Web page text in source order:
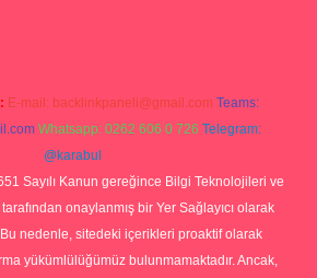
E-mail: backlinkpaneli@gmail.com Teams:
Whatsapp: 0262 606 0 726 Telegram:
@karabul
Sayılı Kanun gereğince Bilgi Teknolojileri ve
onaylanmış bir Yer Sağlayıcı olarak
nedenle, sitedeki içerikleri proaktif olarak
yükümlülüğümüz bulunmamaktadır. Ancak,